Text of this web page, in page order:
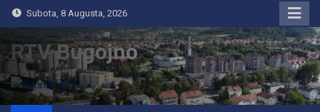
Subota, 8 Augusta, 2026
RTV Bugojno